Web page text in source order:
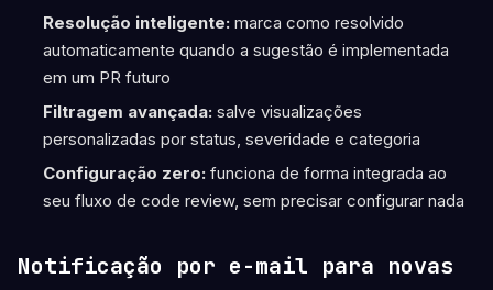
Resolução inteligente:marca como resolvido
automaticamente quando a sugestão é implementada
em um PR futuro
Filtragem avançada:salve visualizações
personalizadas por status, severidade e categoria
Configuração zero:funciona de forma integrada ao
seu fluxo de code review, sem precisar configurar nada
Notificação por e-mail para novas